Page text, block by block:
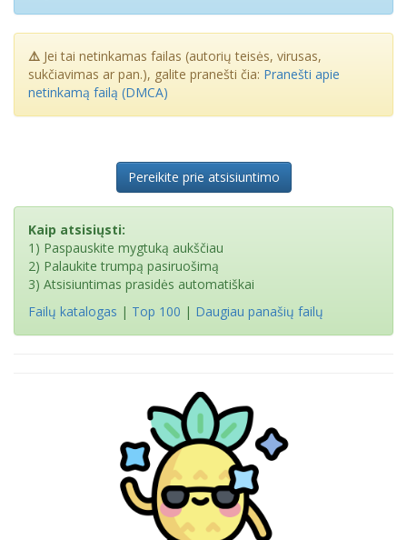
⚠️ Jei tai netinkamas failas (autorių teisės, virusas,
sukčiavimas ar pan.), galite pranešti čia: Pranešti apie
netinkamą failą (DMCA)
Pereikite prie atsisiuntimo
Kaip atsisiųsti:
1) Paspauskite mygtuką aukščiau
2) Palaukite trumpą pasiruošimą
3) Atsisiuntimas prasidės automatiškai
Failų katalogas | Top 100 | Daugiau panašių failų